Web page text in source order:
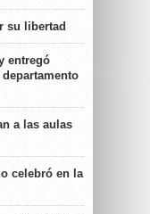
su libertad
entregó
a las aulas
celebró en la